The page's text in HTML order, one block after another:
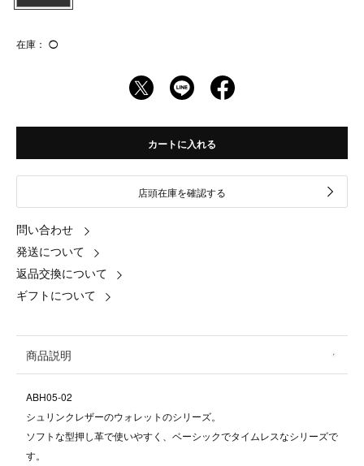
在庫： ◯
カートに入れる
店頭在庫を確認する
問い合わせ
発送について
返品交換について
ギフトについて
商品説明
ABH05-02
シュリンクレザーのウォレットのシリーズ。
ソフトな型押し革で使いやすく、ベーシックでタイムレスなシリーズで
す。